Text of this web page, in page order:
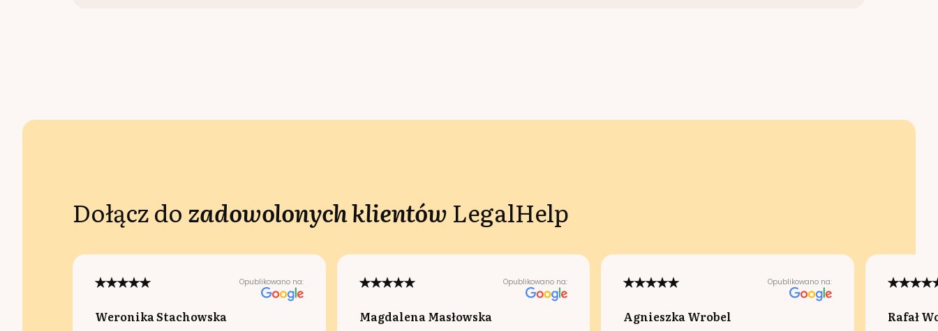
Dołącz do zadowolonych klientów LegalHelp
Opublikowano na:
Weronika Stachowska
Opublikowano na:
Magdalena Masłowska
Opublikowano na:
Agnieszka Wrobel Rafał